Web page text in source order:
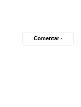
Comentar ·